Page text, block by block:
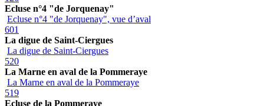
Ecluse n°4 "de Jorquenay"
Ecluse n°4 "de Jorquenay", vue d’aval
601
La digue de Saint-Ciergues
La digue de Saint-Ciergues
520
La Marne en aval de la Pommeraye
La Marne en aval de la Pommeraye
519
Ecluse de la Pommeraye